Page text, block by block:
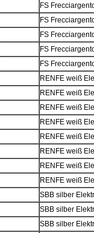
FS
FS
FS
FS
FS
RENFE weiß
RENFE weiß
RENFE weiß
RENFE weiß
RENFE weiß
RENFE weiß
RENFE weiß
RENFE weiß
SBB silber
SBB silber
SBB silber